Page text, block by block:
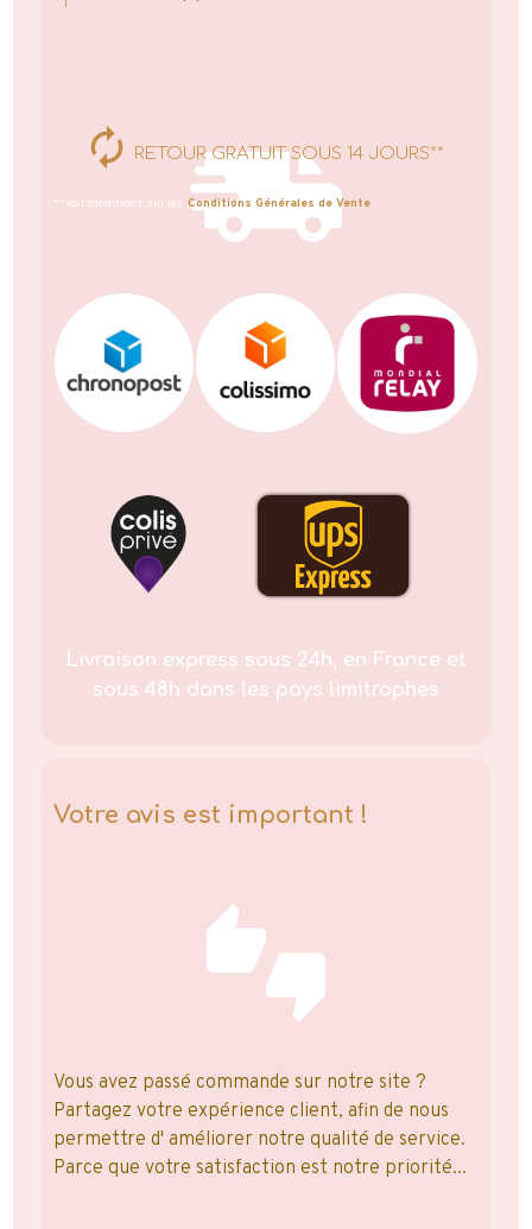
RETOUR GRATUIT SOUS 14 JOURS**
**voir conditions, sur les Conditions Générales de Vente
Livraison express sous 24h, en France et
sous 48h dans les pays limitrophes
Votre avis est important !
Vous avez passé commande sur notre site ?
Partagez votre expérience client, afin de nous
permettre d' améliorer notre qualité de service.
Parce que votre satisfaction est notre priorité...